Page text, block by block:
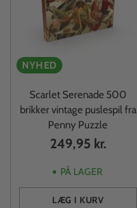
NYHED
Scarlet Serenade 500
brikker vintage puslespil fra
Penny Puzzle
249,95 kr.
PÅ LAGER
LÆG I KURV